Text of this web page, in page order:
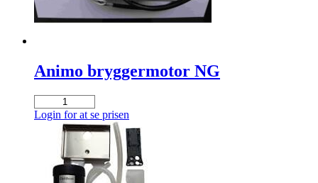
Animo bryggermotor NG
Animo
bryggermotor
Login for at se prisen